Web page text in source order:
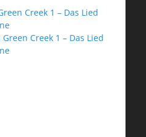
Creek 1 – Das Lied
Green Creek 1 – Das Lied